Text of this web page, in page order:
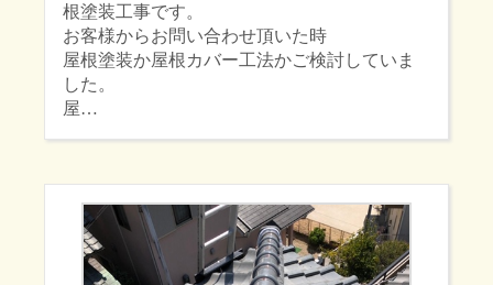
根塗装工事です。
お客様からお問い合わせ頂いた時
屋根塗装か屋根カバー工法かご検討していま
した。
屋…